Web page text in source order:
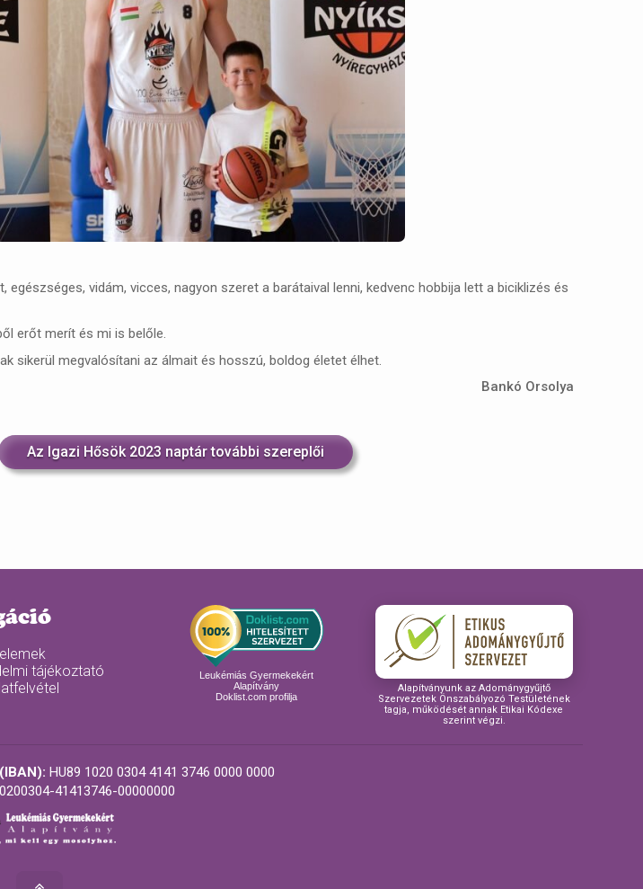
vidám, vicces, nagyon szeret a barátaival lenni, kedvenc hobbija lett a biciklizés és
erőt merít és mi is belőle.
sikerül megvalósítani az álmait és hosszú, boldog életet élhet.
Bankó Orsolya
Az Igazi Hősök 2023 naptár további szereplői
tájékoztató
Leukémiás Gyermekekért
Alapítvány
Doklist.com profilja
Alapítványunk az Adománygyűjtő
Szervezetek Önszabályozó Testületének
tagja, működését annak Etikai Kódexe
szerint végzi.
HU89 1020 0304 4141 3746 0000 0000
41413746-00000000